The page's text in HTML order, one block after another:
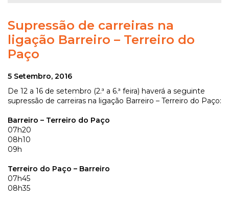
Supressão de carreiras na
ligação Barreiro – Terreiro do
Paço
5 Setembro, 2016
De 12 a 16 de setembro (2.ª a 6.ª feira) haverá a seguinte
supressão de carreiras na ligação Barreiro – Terreiro do Paço:
Barreiro – Terreiro do Paço
07h20
08h10
09h
Terreiro do Paço – Barreiro
07h45
08h35